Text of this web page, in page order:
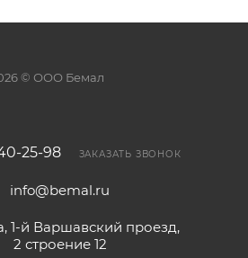
© ООО Бемал
25-98 ЗАКАЗАТЬ ЗВОНОК
info@bemal.ru
1-й Варшавский проезд,
2 строение 12